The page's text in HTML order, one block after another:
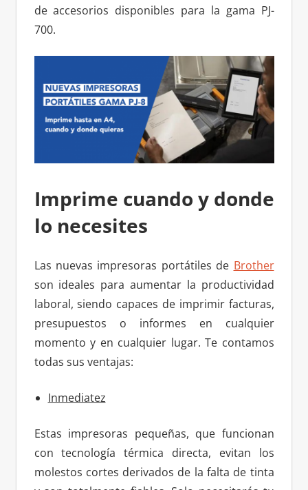
de accesorios disponibles para la gama PJ-
700.
Imprime cuando y donde
lo necesites
Las nuevas impresoras portátiles de Brother
son ideales para aumentar la productividad
laboral, siendo capaces de imprimir facturas,
presupuestos o informes en cualquier
momento y en cualquier lugar. Te contamos
todas sus ventajas:
Inmediatez
Estas impresoras pequeñas, que funcionan
con tecnología térmica directa, evitan los
molestos cortes derivados de la falta de tinta